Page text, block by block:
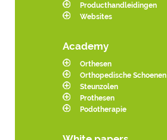
Producthandleidingen
Websites
Academy
Orthesen
Orthopedische Schoenen
Steunzolen
Prothesen
Podotherapie